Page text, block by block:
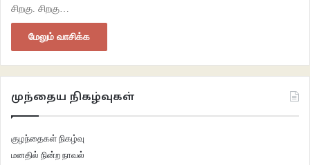
சிறகு. சிறகு…
மேலும் வாசிக்க
முந்தைய நிகழ்வுகள்
குழந்தைகள் நிகழ்வு
மனதில் நின்ற நாவல்